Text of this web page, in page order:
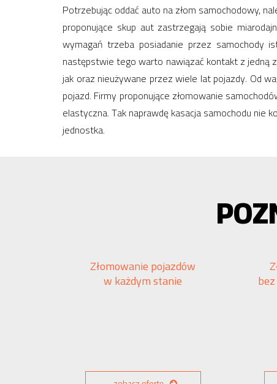
Potrzebując oddać auto na złom samochodowy,
proponujące skup aut zastrzegają sobie
wymagań trzeba posiadanie przez samochody
następstwie tego warto nawiązać kontakt z jedną
jak oraz nieużywane przez wiele lat pojazdy. Od
pojazd. Firmy proponujące złomowanie
elastyczna. Tak naprawdę kasacja samochodu
jednostka.
Złomowanie pojazdów
w każdym stanie